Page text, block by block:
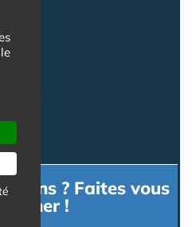
? Faites vous
!